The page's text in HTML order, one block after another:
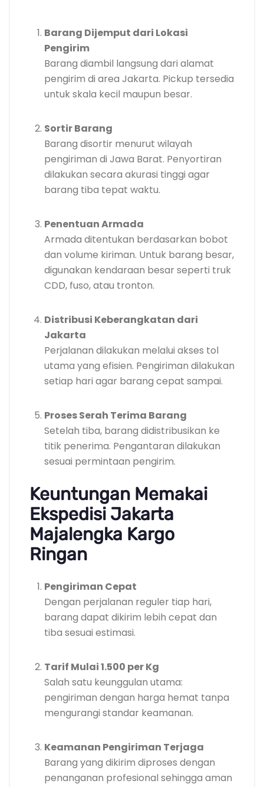
Barang Dijemput dari Lokasi
Pengirim
Barang diambil langsung dari alamat
pengirim di area Jakarta. Pickup tersedia
untuk skala kecil maupun besar.
Sortir Barang
Barang disortir menurut wilayah
pengiriman di Jawa Barat. Penyortiran
dilakukan secara akurasi tinggi agar
barang tiba tepat waktu.
Penentuan Armada
Armada ditentukan berdasarkan bobot
dan volume kiriman. Untuk barang besar,
digunakan kendaraan besar seperti truk
CDD, fuso, atau tronton.
Distribusi Keberangkatan dari
Jakarta
Perjalanan dilakukan melalui akses tol
utama yang efisien. Pengiriman dilakukan
setiap hari agar barang cepat sampai.
Proses Serah Terima Barang
Setelah tiba, barang didistribusikan ke
titik penerima. Pengantaran dilakukan
sesuai permintaan pengirim.
Keuntungan Memakai
Ekspedisi Jakarta
Majalengka Kargo
Ringan
Pengiriman Cepat
Dengan perjalanan reguler tiap hari,
barang dapat dikirim lebih cepat dan
tiba sesuai estimasi.
Tarif Mulai 1.500 per Kg
Salah satu keunggulan utama:
pengiriman dengan harga hemat tanpa
mengurangi standar keamanan.
Keamanan Pengiriman Terjaga
Barang yang dikirim diproses dengan
penanganan profesional sehingga aman